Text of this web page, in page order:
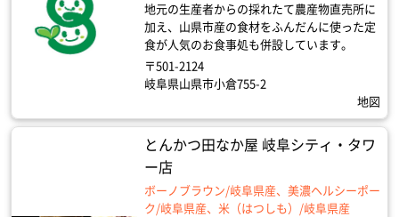
地元の生産者からの採れたて農産物直売所に
加え、山県市産の食材をふんだんに使った定
食が人気のお食事処も併設しています。
〒501-2124
岐阜県山県市小倉755-2
地図
とんかつ田なか屋 岐阜シティ・タワ
ー店
ボーノブラウン/岐阜県産、美濃ヘルシーポー
ク/岐阜県産、米（はつしも）/岐阜県産